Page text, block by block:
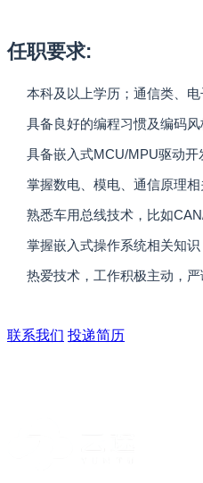
任职要求:
本科及以上学历；通信类、
具备良好的编程习惯及编码
具备嵌入式MCU/MPU驱动开
掌握数电、模电、通信原理
熟悉车用总线技术，比如
掌握嵌入式操作系统相关知
热爱技术，工作积极主动，
联系我们 投递简历